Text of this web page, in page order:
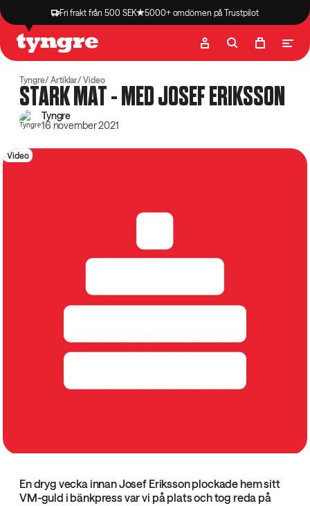
Fri frakt från 500 SEK 5000+ omdömen på Trustpilot
Butik Recept
Tyngre Artiklar Video
STARK MAT - MED JOSEF ERIKSSON
Tyngre
16 november 2021
Video
En dryg vecka innan Josef Eriksson plockade hem sitt
VM-guld i bänkpress var vi på plats och tog reda på